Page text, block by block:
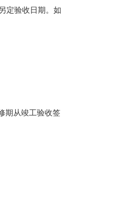
定验收日期。如
期从竣工验收签